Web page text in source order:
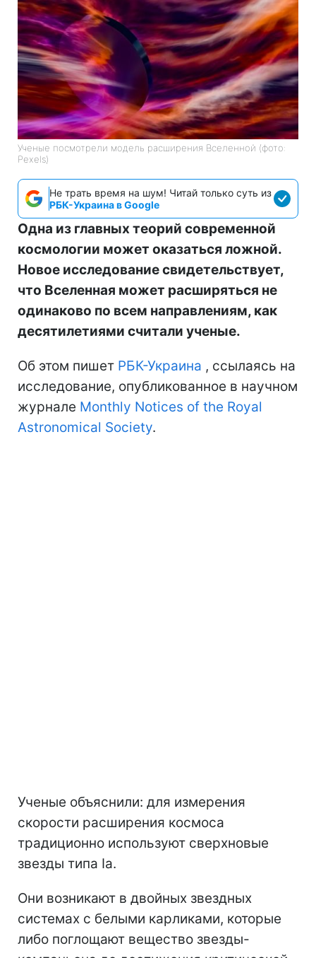
Ученые посмотрели модель расширения Вселенной (фото:
Pexels)
Не трать время на шум! Читай только суть из
РБК-Украина в Google
Одна из главных теорий современной
космологии может оказаться ложной.
Новое исследование свидетельствует,
что Вселенная может расширяться не
одинаково по всем направлениям, как
десятилетиями считали ученые.
Об этом пишет РБК-Украина , ссылаясь на
исследование, опубликованное в научном
журнале Monthly Notices of the Royal
Astronomical Society.
Ученые объяснили: для измерения
скорости расширения космоса
традиционно используют сверхновые
звезды типа Ia.
Они возникают в двойных звездных
системах с белыми карликами, которые
либо поглощают вещество звезды-